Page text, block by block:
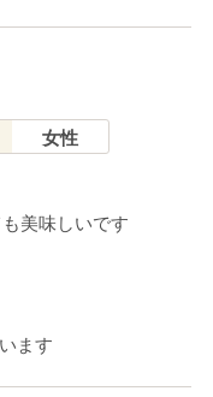
女性
美味しいです
ます